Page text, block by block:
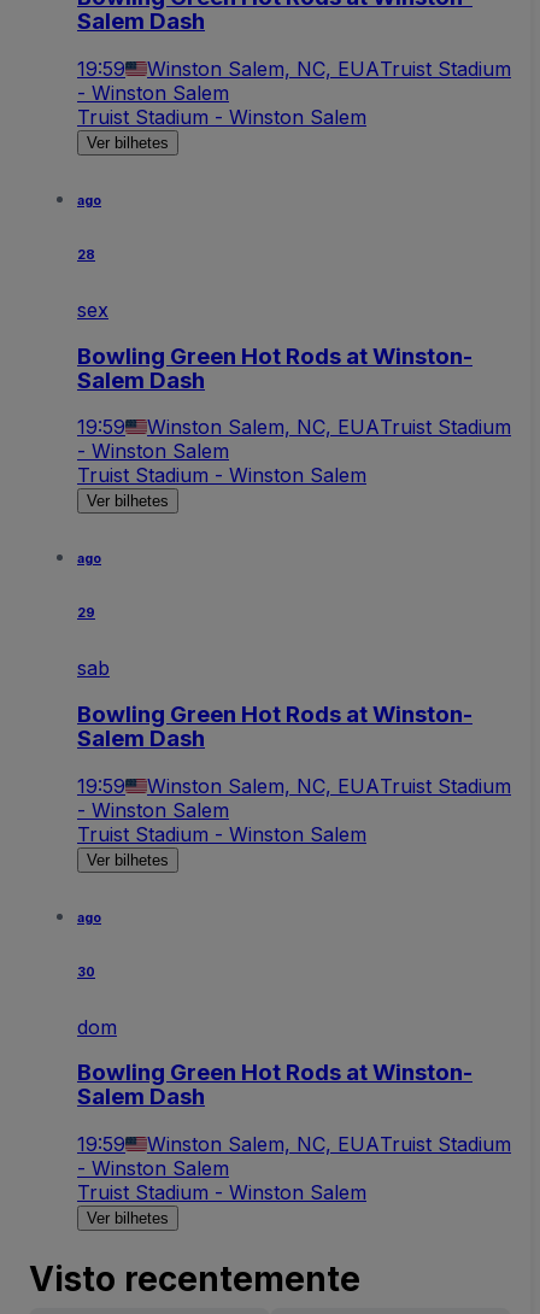
Salem Dash
19:59 Winston Salem, NC, EUATruist Stadium
- Winston Salem
Truist Stadium - Winston Salem
Ver bilhetes
ago
28
sex
Bowling Green Hot Rods at Winston-
Salem Dash
19:59 Winston Salem, NC, EUATruist Stadium
- Winston Salem
Truist Stadium - Winston Salem
Ver bilhetes
ago
29
sab
Bowling Green Hot Rods at Winston-
Salem Dash
19:59 Winston Salem, NC, EUATruist Stadium
- Winston Salem
Truist Stadium - Winston Salem
Ver bilhetes
ago
30
dom
Bowling Green Hot Rods at Winston-
Salem Dash
19:59 Winston Salem, NC, EUATruist Stadium
- Winston Salem
Truist Stadium - Winston Salem
Ver bilhetes
Visto recentemente